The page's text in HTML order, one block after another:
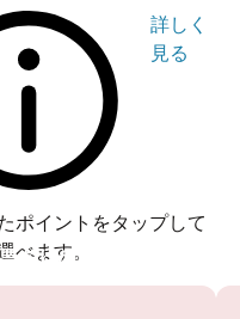
詳しく
見る
ポイントをタップして
べます。
ありがとうございます